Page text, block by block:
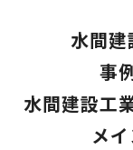
水間
事
水間建設工
メ